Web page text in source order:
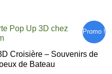
Promo !
Croisière – Souvenirs de
de Bateau
€.